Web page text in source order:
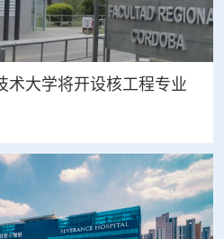
术大学将开设核工程专业